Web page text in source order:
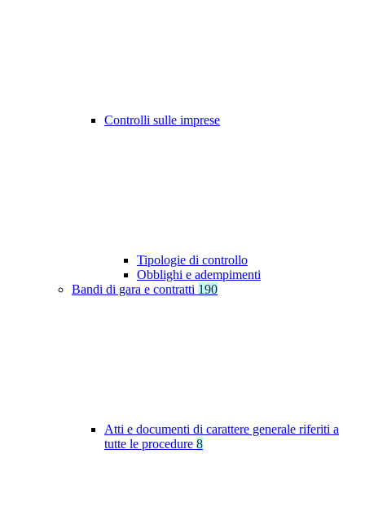
Controlli sulle imprese
Tipologie di controllo
Obblighi e adempimenti
Bandi di gara e contratti 190
Atti e documenti di carattere generale riferiti a
tutte le procedure 8